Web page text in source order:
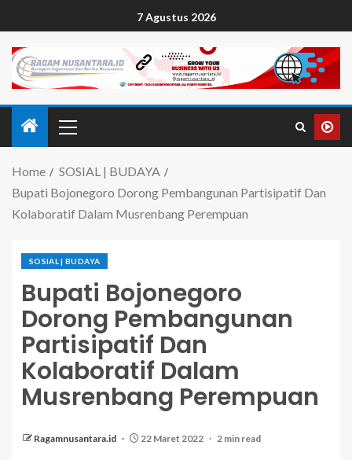
7 Agustus 2026
Home
SOSIAL | BUDAYA
Bupati Bojonegoro Dorong Pembangunan Partisipatif Dan
Kolaboratif Dalam Musrenbang Perempuan
SOSIAL | BUDAYA
Bupati Bojonegoro
Dorong Pembangunan
Partisipatif Dan
Kolaboratif Dalam
Musrenbang Perempuan
Ragamnusantara.id 22 Maret 2022 2 min read